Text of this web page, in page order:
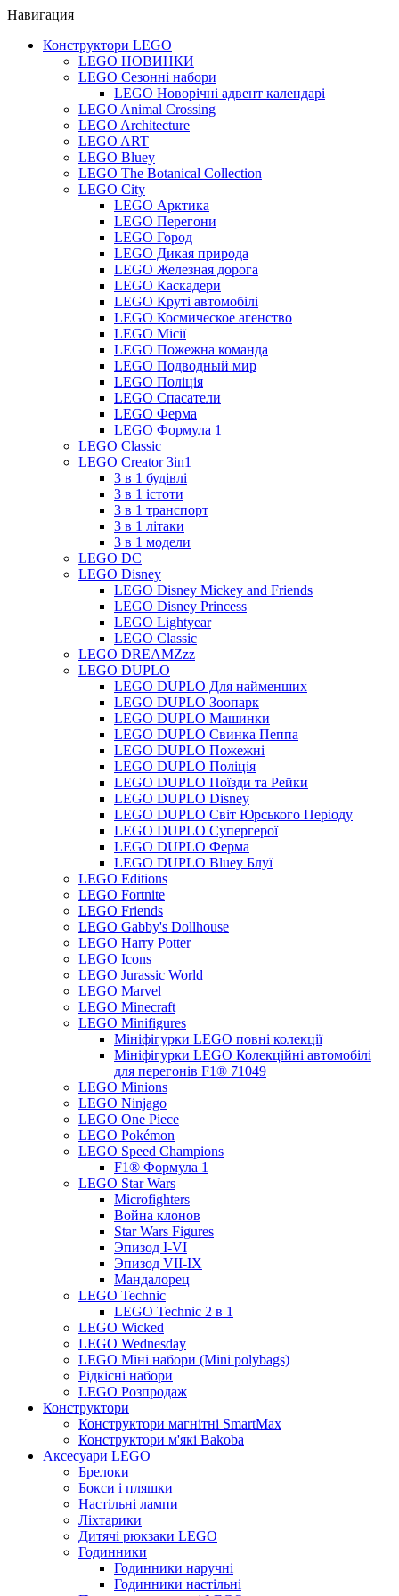
Навигация
Конструктори LEGO
LEGO НОВИНКИ
LEGO Сезонні набори
LEGO Новорічні адвент календарі
LEGO Animal Crossing
LEGO Architecture
LEGO ART
LEGO Bluey
LEGO The Botanical Collection
LEGO City
LEGO Арктика
LEGO Перегони
LEGO Город
LEGO Дикая природа
LEGO Железная дорога
LEGO Каскадери
LEGO Круті автомобілі
LEGO Космическое агенство
LEGO Місії
LEGO Пожежна команда
LEGO Подводный мир
LEGO Поліція
LEGO Спасатели
LEGO Ферма
LEGO Формула 1
LEGO Classic
LEGO Creator 3in1
3 в 1 будівлі
3 в 1 істоти
3 в 1 транспорт
3 в 1 літаки
3 в 1 модели
LEGO DC
LEGO Disney
LEGO Disney Mickey and Friends
LEGO Disney Princess
LEGO Lightyear
LEGO Classic
LEGO DREAMZzz
LEGO DUPLO
LEGO DUPLO Для найменших
LEGO DUPLO Зоопарк
LEGO DUPLO Машинки
LEGO DUPLO Свинка Пеппа
LEGO DUPLO Пожежні
LEGO DUPLO Поліція
LEGO DUPLO Поїзди та Рейки
LEGO DUPLO Disney
LEGO DUPLO Світ Юрського Періоду
LEGO DUPLO Супергерої
LEGO DUPLO Ферма
LEGO DUPLO Bluey Блуї
LEGO Editions
LEGO Fortnite
LEGO Friends
LEGO Gabby's Dollhouse
LEGO Harry Potter
LEGO Icons
LEGO Jurassic World
LEGO Marvel
LEGO Minecraft
LEGO Minifigures
Мініфігурки LEGO повні колекції
Мініфігурки LEGO Колекційні автомобілі
для перегонів F1® 71049
LEGO Minions
LEGO Ninjago
LEGO One Piece
LEGO Pokémon
LEGO Speed Champions
F1® Формула 1
LEGO Star Wars
Microfighters
Война клонов
Star Wars Figures
Эпизод I-VI
Эпизод VII-IX
Мандалорец
LEGO Technic
LEGO Technic 2 в 1
LEGO Wicked
LEGO Wednesday
LEGO Міні набори (Mini polybags)
Рідкісні набори
LEGO Розпродаж
Конструктори
Конструктори магнітні SmartMax
Конструктори м'які Bakoba
Аксесуари LEGO
Брелоки
Бокси і пляшки
Настільні лампи
Ліхтарики
Дитячі рюкзаки LEGO
Годинники
Годинники наручні
Годинники настільні